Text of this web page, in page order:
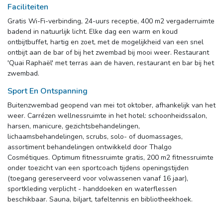
Faciliteiten
Gratis Wi-Fi-verbinding, 24-uurs receptie, 400 m2 vergaderruimte
badend in natuurlijk licht. Elke dag een warm en koud
ontbijtbuffet, hartig en zoet, met de mogelijkheid van een snel
ontbijt aan de bar of bij het zwembad bij mooi weer. Restaurant
'Quai Raphaël' met terras aan de haven, restaurant en bar bij het
zwembad.
Sport En Ontspanning
Buitenzwembad geopend van mei tot oktober, afhankelijk van het
weer. Carrézen wellnessruimte in het hotel: schoonheidssalon,
harsen, manicure, gezichtsbehandelingen,
lichaamsbehandelingen, scrubs, solo- of duomassages,
assortiment behandelingen ontwikkeld door Thalgo
Cosmétiques. Optimum fitnessruimte gratis, 200 m2 fitnessruimte
onder toezicht van een sportcoach tijdens openingstijden
(toegang gereserveerd voor volwassenen vanaf 16 jaar),
sportkleding verplicht - handdoeken en waterflessen
beschikbaar. Sauna, biljart, tafeltennis en bibliotheekhoek.